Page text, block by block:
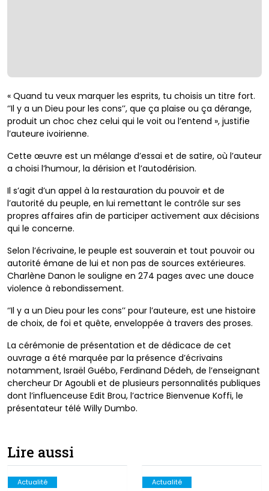
« Quand tu veux marquer les esprits, tu choisis un titre fort.
‘’Il y a un Dieu pour les cons’’, que ça plaise ou ça dérange,
produit un choc chez celui qui le voit ou l’entend », justifie
l’auteure ivoirienne.
Cette œuvre est un mélange d’essai et de satire, où l’auteur
a choisi l’humour, la dérision et l’autodérision.
Il s’agit d’un appel à la restauration du pouvoir et de
l’autorité du peuple, en lui remettant le contrôle sur ses
propres affaires afin de participer activement aux décisions
qui le concerne.
Selon l’écrivaine, le peuple est souverain et tout pouvoir ou
autorité émane de lui et non pas de sources extérieures.
Charlène Danon le souligne en 274 pages avec une douce
violence à rebondissement.
‘’Il y a un Dieu pour les cons’’ pour l’auteure, est une histoire
de choix, de foi et quête, enveloppée à travers des proses.
La cérémonie de présentation et de dédicace de cet
ouvrage a été marquée par la présence d’écrivains
notamment, Israël Guébo, Ferdinand Dédeh, de l’enseignant
chercheur Dr Agoubli et de plusieurs personnalités publiques
dont l’influenceuse Edit Brou, l’actrice Bienvenue Koffi, le
présentateur télé Willy Dumbo.
Lire aussi
Actualité Actualité